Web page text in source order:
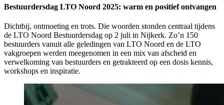
Bestuurdersdag LTO Noord 2025: warm en positief ontvangen
Dichtbij, ontmoeting en trots. Die woorden stonden centraal tijdens
de LTO Noord Bestuurdersdag op 2 juli in Nijkerk. Zo’n 150
bestuurders vanuit alle geledingen van LTO Noord en de LTO
vakgroepen werden meegenomen in een mix van afscheid en
verwelkoming van bestuurders en getrakteerd op een dosis kennis,
workshops en inspiratie.